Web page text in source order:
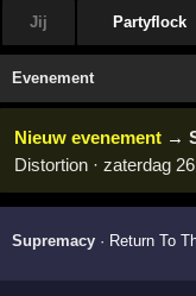
Jij Partyflock
Evenement
Nieuw evenement →
Distortion · zaterdag
Supremacy · Return To